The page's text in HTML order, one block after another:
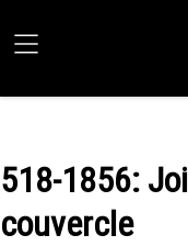
518-1856:
couvercle